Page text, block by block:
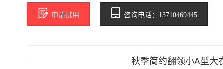
申请试用 咨询电话：13710469445
秋季简约翻领小A型大